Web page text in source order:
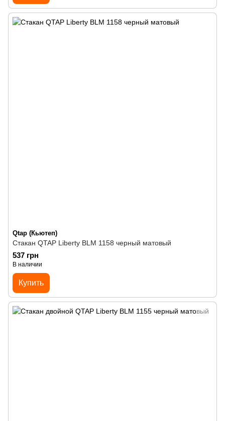
Qtap (Кьютеп)
Стакан QTAP Liberty BLM 1158 черный матовый
537 грн
В наличии
Купить